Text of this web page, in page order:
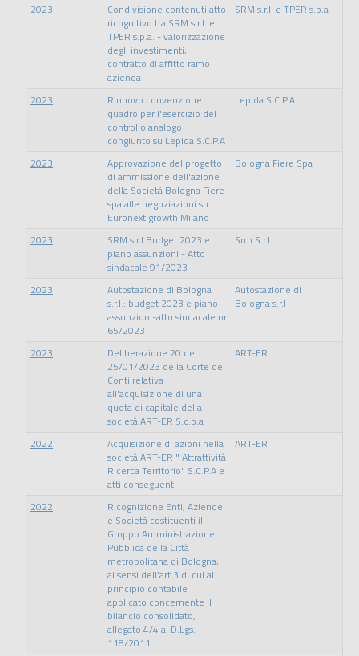
2023
Condivisione contenuti atto
ricognitivo tra SRM s.r.l. e
TPER s.p.a. - valorizzazione
degli investimenti,
contratto di affitto ramo
azienda
SRM s.r.l. e TPER s.p.a
2023
Rinnovo convenzione
quadro per l'esercizio del
controllo analogo
congiunto su Lepida S.C.P.A
Lepida S.C.P.A
2023
Approvazione del progetto
di ammissione dell'azione
della Società Bologna Fiere
spa alle negoziazioni su
Euronext growth Milano
Bologna Fiere Spa
2023
SRM s.r.l Budget 2023 e
piano assunzioni - Atto
sindacale 91/2023
Srm S.r.l.
2023
Autostazione di Bologna
s.r.l.: budget 2023 e piano
assunzioni-atto sindacale nr
65/2023
Autostazione di
Bologna s.r.l
2023
Deliberazione 20 del
25/01/2023 della Corte dei
Conti relativa
all'acquisizione di una
quota di capitale della
società ART-ER S.c.p.a
ART-ER
2022
Acquisizione di azioni nella
società ART-ER " Attrattività
Ricerca Territorio" S.C.P.A e
atti conseguenti
ART-ER
2022
Ricognizione Enti, Aziende
e Società costituenti il
Gruppo Amministrazione
Pubblica della Città
metropolitana di Bologna,
ai sensi dell'art.3 di cui al
principio contabile
applicato concernente il
bilancio consolidato,
allegato 4/4 al D.Lgs.
118/2011